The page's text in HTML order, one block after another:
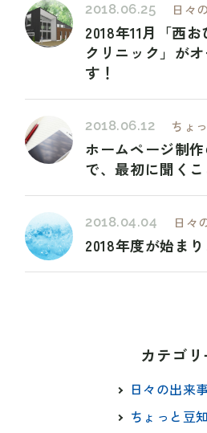
2018.06.25 日々
2018年11月「西
クリニック」が
す！
2018.06.12 ちょ
ホームページ制
で、最初に聞くこ
2018.04.04 日々
2018年度が始ま
カテゴリ
日々の出来
ちょっと豆